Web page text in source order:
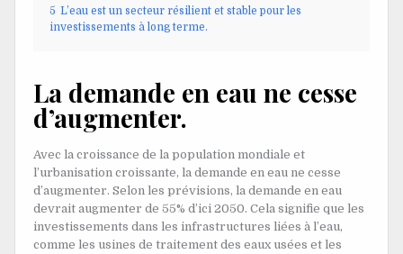
5 L’eau est un secteur résilient et stable pour les
investissements à long terme.
La demande en eau ne cesse
d’augmenter.
Avec la croissance de la population mondiale et
l’urbanisation croissante, la demande en eau ne cesse
d’augmenter. Selon les prévisions, la demande en eau
devrait augmenter de 55% d’ici 2050. Cela signifie que les
investissements dans les infrastructures liées à l’eau,
comme les usines de traitement des eaux usées et les